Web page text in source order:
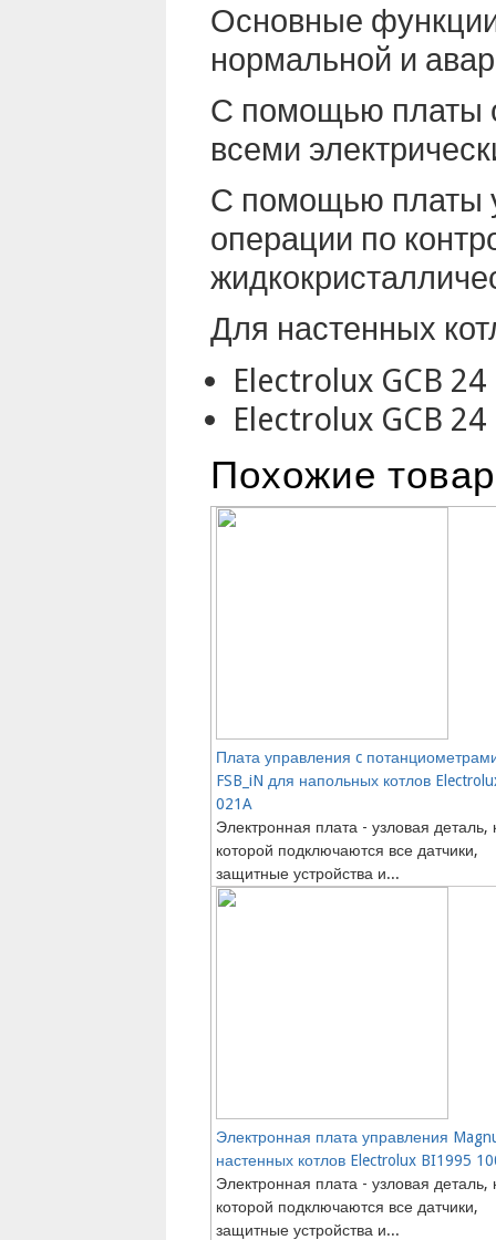
Основные функции
нормальной и
С помощью платы
всеми
С помощью платы
операции по
Для настенных
Electrolux GCB
Electrolux GCB 24
Похожие
Плата управления c
FSB_iN для напольных котлов
021A
Электронная плата - узловая деталь,
которой подключаются все датчики,
защитные устройства и...
Электронная плата управления
настенных котлов Electrolux BI1995
Электронная плата - узловая деталь,
которой подключаются все датчики,
защитные устройства и...